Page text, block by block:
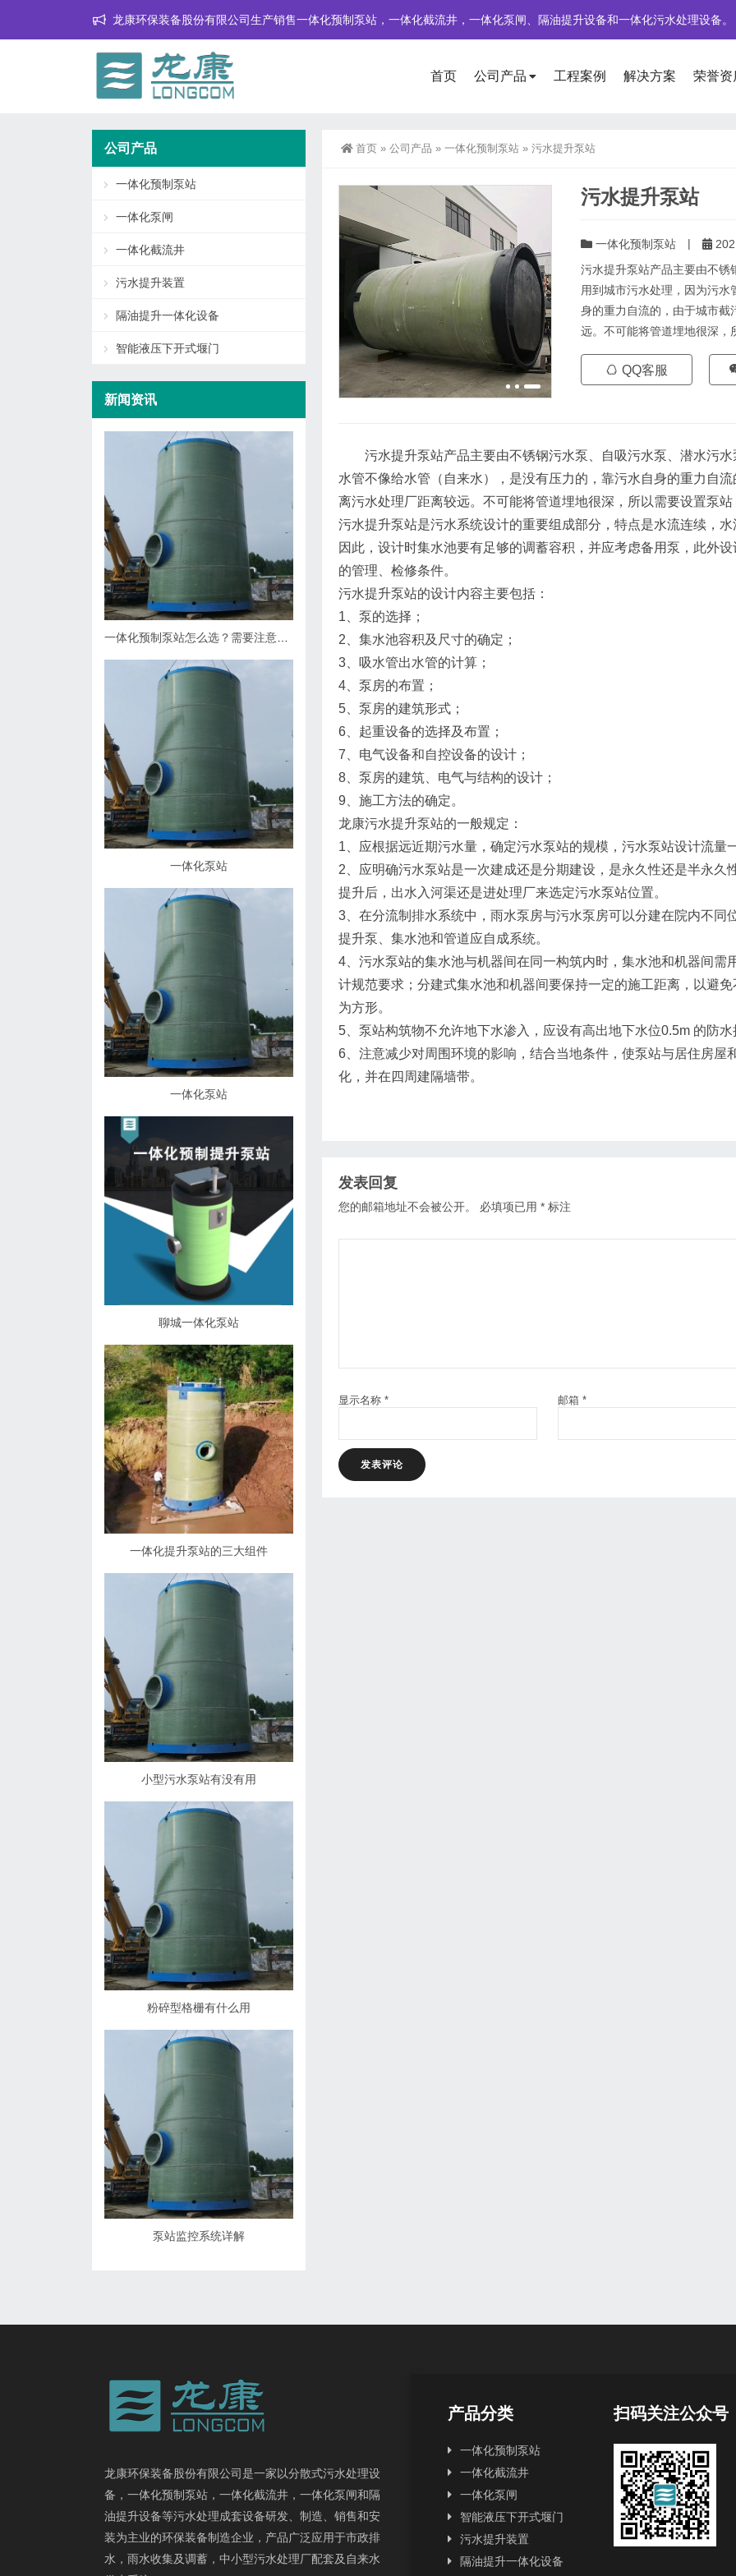
龙康环保装备股份有限公司生产销售一体化预制泵站，一体化截流井，一体化泵闸、隔油提升设备和一体化污水处理设备。
首页 公司产品 工程案例 解决方案 荣誉资
首页 » 公司产品 » 一体化预制泵站 » 污水提升泵站
污水提升泵站
一体化预制泵站 |
污水提升泵站产品主要由不锈
用到城市污水处理，因为污
身的重力自流的，由于城市截
远。不可能将管道埋地很深，
QQ客服
污水提升泵站产品主要由不锈钢污水泵、自吸污水泵、潜水污
水管不像给水管（自来水），是没有压力的，靠污水自身的重力自
离污水处理厂距离较远。不可能将管道埋地很深，所以需要设置泵
污水提升泵站是污水系统设计的重要组成部分，特点是水流连续，
因此，设计时集水池要有足够的调蓄容积，并应考虑备用泵，此外
的管理、检修条件。
污水提升泵站的设计内容主要包括：
1、泵的选择；
2、集水池容积及尺寸的确定；
3、吸水管出水管的计算；
4、泵房的布置；
5、泵房的建筑形式；
6、起重设备的选择及布置；
7、电气设备和自控设备的设计；
8、泵房的建筑、电气与结构的设计；
9、施工方法的确定。
龙康污水提升泵站的一般规定：
1、应根据远近期污水量，确定污水泵站的规模，污水泵站设计流量
2、应明确污水泵站是一次建成还是分期建设，是永久性还是半永久
提升后，出水入河渠还是进处理厂来选定污水泵站位置。
3、在分流制排水系统中，雨水泵房与污水泵房可以分建在院内不同
提升泵、集水池和管道应自成系统。
4、污水泵站的集水池与机器间在同一构筑内时，集水池和机器间需
计规范要求；分建式集水池和机器间要保持一定的施工距离，以避
为方形。
5、泵站构筑物不允许地下水渗入，应设有高出地下水位0.5m 的防水
6、注意减少对周围环境的影响，结合当地条件，使泵站与居住房屋
化，并在四周建隔墙带。
发表回复
您的邮箱地址不会被公开。 必填项已用 * 标注
显示名称 * 邮箱 *
公司产品
一体化预制泵站
一体化泵闸
一体化截流井
污水提升装置
隔油提升一体化设备
智能液压下开式堰门
新闻资讯
一体化泵站
一体化泵站
聊城一体化泵站
一体化提升泵站的三大组件
小型污水泵站有没有用
粉碎型格栅有什么用
泵站监控系统详解
龙康环保装备股份有限公司是一家以分散式污水处理设
备，一体化预制泵站，一体化截流井，一体化泵闸和隔
油提升设备等污水处理成套设备研发、制造、销售和安
装为主业的环保装备制造企业，产品广泛应用于市政排
水，雨水收集及调蓄，中小型污水处理厂配套及自来水
产品分类
一体化预制泵站
一体化截流井
一体化泵闸
智能液压下开式堰门
污水提升装置
隔油提升一体化设备
扫码关注公众号